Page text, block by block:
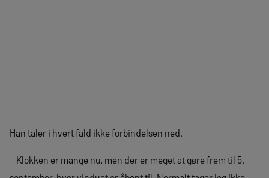
Han taler i hvert fald ikke forbindelsen ned.
– Klokken er mange nu, men der er meget at gøre frem til 5.